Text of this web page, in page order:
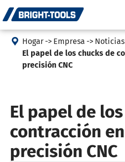
 Hogar Empresa
Noticias
El papel de los chucks de
precisión CNC
El papel de
contracción
precisión CNC